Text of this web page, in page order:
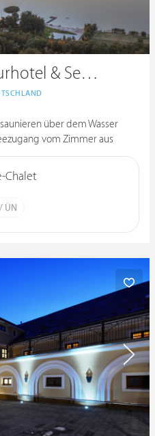
Insel der Sinne Naturhotel & See-Chalets
über dem Wasser
vom Zimmer aus
Chalet
ÜN